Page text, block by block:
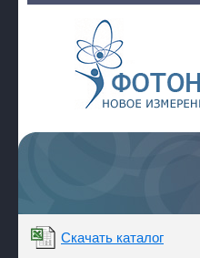
Фотон
Скачать каталог